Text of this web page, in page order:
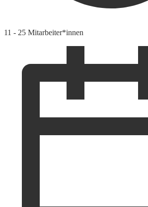
11 - 25 Mitarbeiter*innen